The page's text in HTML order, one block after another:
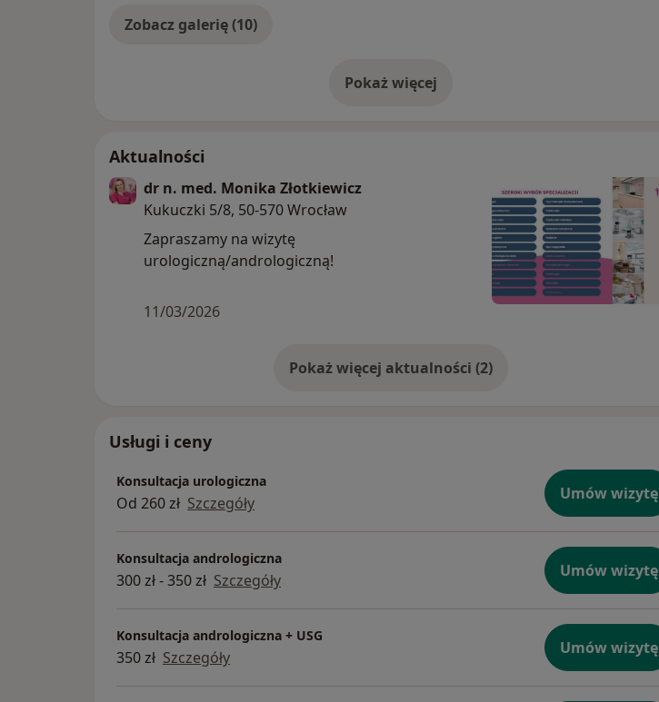
Zobacz galerię (10)
Pokaż więcejo doświadczeniu
Aktualności
dr n. med. Monika Złotkiewicz
Kukuczki 5/8, 50-570 Wrocław
Zapraszamy na wizytę
urologiczną/andrologiczną!
11/03/2026
Pokaż więcej aktualności (2)
Usługi i ceny
Konsultacja urologiczna
Od 260 zł Szczegóły Umów wizytę
Konsultacja andrologiczna
300 zł - 350 zł Szczegóły Umów wizytę
Konsultacja andrologiczna + USG
350 zł Szczegóły Umów wizytę